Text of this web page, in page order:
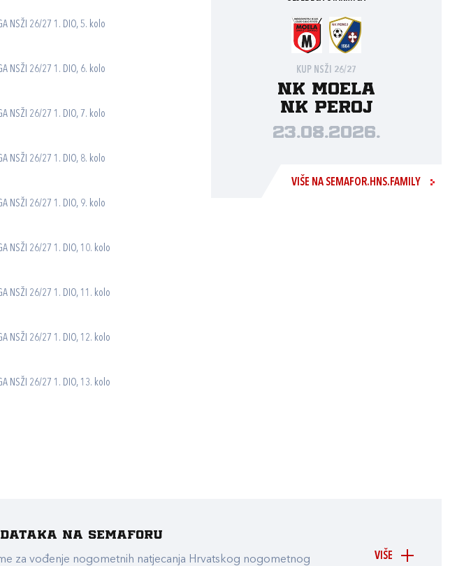
NSŽI 26/27 1. DIO, 5. kolo
NSŽI 26/27 1. DIO, 6. kolo
NSŽI 26/27 1. DIO, 7. kolo
NSŽI 26/27 1. DIO, 8. kolo
NSŽI 26/27 1. DIO, 9. kolo
NSŽI 26/27 1. DIO, 10. kolo
NSŽI 26/27 1. DIO, 11. kolo
NSŽI 26/27 1. DIO, 12. kolo
NSŽI 26/27 1. DIO, 13. kolo
KUP NSŽI 26/27
NK Moela
NK Peroj
23.08.2026.
VIŠE NA SEMAFOR.HNS.FAMILY
VIŠE
na Semaforu
za vođenje nogometnih natjecanja Hrvatskog nogometnog